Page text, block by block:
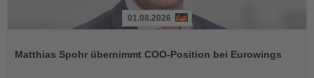
die
01.08.2026
Matthias Spohr übernimmt COO-Position bei Eurowings